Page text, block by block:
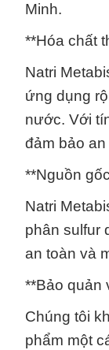
Minh.
**Hóa chất
Natri
ứng dụng
nước. Với
đảm bảo
**Nguồn
Natri
phân sulfur
an toàn và
**Bảo quản
Chúng tôi
phẩm một